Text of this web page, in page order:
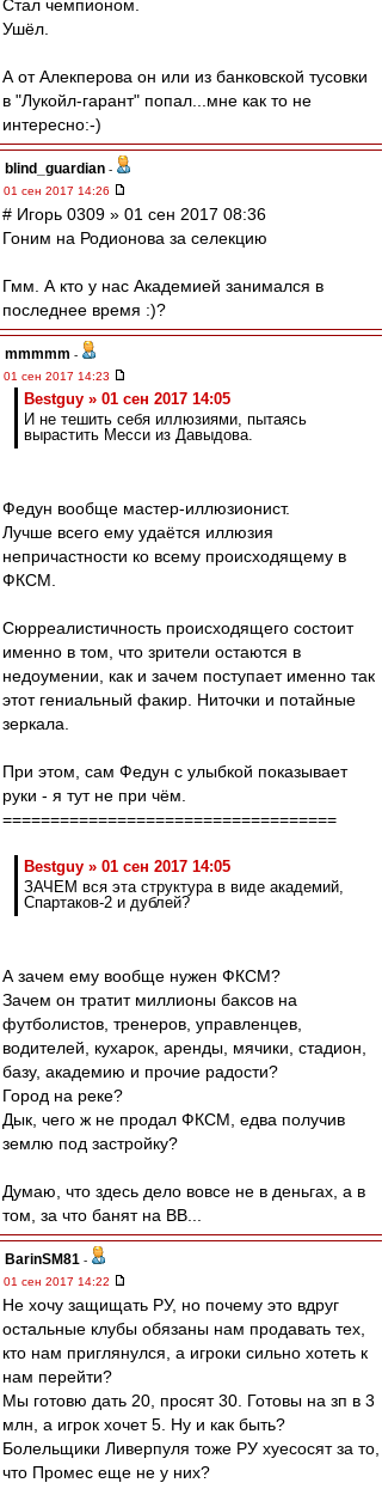
Стал чемпионом.
Ушёл.
А от Алекперова он или из банковской тусовки
в "Лукойл-гарант" попал...мне как то не
интересно:-)
blind_guardian -
01 сен 2017 14:26
# Игорь 0309 » 01 сен 2017 08:36
Гоним на Родионова за селекцию
Гмм. А кто у нас Академией занимался в
последнее время :)?
mmmmm -
01 сен 2017 14:23
Bestguy » 01 сен 2017 14:05
И не тешить себя иллюзиями, пытаясь
вырастить Месси из Давыдова.
Федун вообще мастер-иллюзионист.
Лучше всего ему удаётся иллюзия
непричастности ко всему происходящему в
ФКСМ.
Сюрреалистичность происходящего состоит
именно в том, что зрители остаются в
недоумении, как и зачем поступает именно так
этот гениальный факир. Ниточки и потайные
зеркала.
При этом, сам Федун с улыбкой показывает
руки - я тут не при чём.
===================================
Bestguy » 01 сен 2017 14:05
ЗАЧЕМ вся эта структура в виде академий,
Спартаков-2 и дублей?
А зачем ему вообще нужен ФКСМ?
Зачем он тратит миллионы баксов на
футболистов, тренеров, управленцев,
водителей, кухарок, аренды, мячики, стадион,
базу, академию и прочие радости?
Город на реке?
Дык, чего ж не продал ФКСМ, едва получив
землю под застройку?
Думаю, что здесь дело вовсе не в деньгах, а в
том, за что банят на ВВ...
BarinSM81 -
01 сен 2017 14:22
Не хочу защищать РУ, но почему это вдруг
остальные клубы обязаны нам продавать тех,
кто нам приглянулся, а игроки сильно хотеть к
нам перейти?
Мы готовю дать 20, просят 30. Готовы на зп в 3
млн, а игрок хочет 5. Ну и как быть?
Болельщики Ливерпуля тоже РУ хуесосят за то,
что Промес еще не у них?